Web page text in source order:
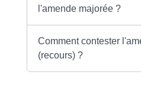
l'amende majorée ?
Comment contester
(recours) ?